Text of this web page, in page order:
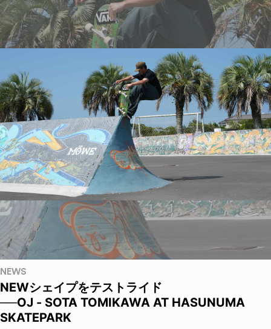
NEWS
NEWシェイプをテストライド
──OJ - SOTA TOMIKAWA AT HASUNUMA
SKATEPARK